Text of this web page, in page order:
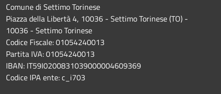
Comune di Settimo Torinese
Piazza della Libertà 4, 10036 - Settimo Torinese (TO) -
10036 - Settimo Torinese
Codice Fiscale: 01054240013
Partita IVA: 01054240013
IBAN: IT59I0200831039000004609369
Codice IPA ente: c_i703